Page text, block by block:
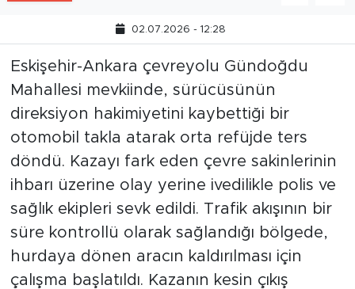
02.07.2026 - 12:28
Eskişehir-Ankara çevreyolu Gündoğdu
Mahallesi mevkiinde, sürücüsünün
direksiyon hakimiyetini kaybettiği bir
otomobil takla atarak orta refüjde ters
döndü. Kazayı fark eden çevre sakinlerinin
ihbarı üzerine olay yerine ivedilikle polis ve
sağlık ekipleri sevk edildi. Trafik akışının bir
süre kontrollü olarak sağlandığı bölgede,
hurdaya dönen aracın kaldırılması için
çalışma başlatıldı. Kazanın kesin çıkış